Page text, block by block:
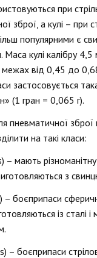
при
зброї, а кулі – при
популярними є
Маса кулі калібру
межах від 0,45 до
застосовується
(1 гран = 0,065 г).
пневматичної
на такі класи:
– мають
з
– боєприпаси
із сталі і
– боєприпаси